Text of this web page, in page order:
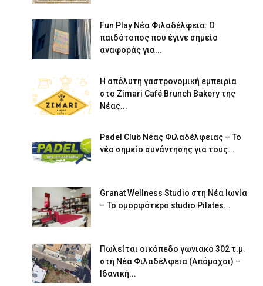
Fun Play Νέα Φιλαδέλφεια: Ο
παιδότοπος που έγινε σημείο
αναφοράς για...
Η απόλυτη γαστρονομική εμπειρία
στο Zimari Café Brunch Bakery της
Νέας...
Padel Club Νέας Φιλαδέλφειας – Το
νέο σημείο συνάντησης για τους...
Granat Wellness Studio στη Νέα Ιωνία
– Το ομορφότερο studio Pilates...
Πωλείται οικόπεδο γωνιακό 302 τ.μ.
στη Νέα Φιλαδέλφεια (Απόμαχοι) –
Ιδανική...